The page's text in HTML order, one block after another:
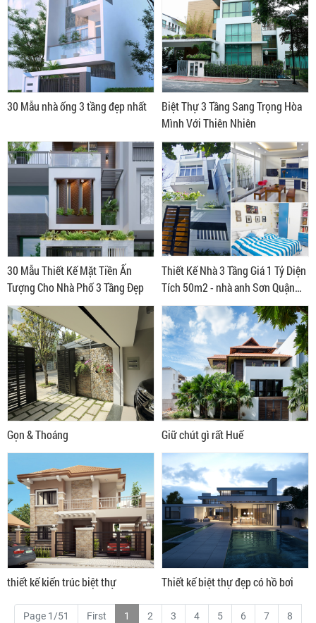
30 Mẫu nhà ống 3 tầng đẹp nhất
Biệt Thự 3 Tầng Sang Trọng Hòa
Mình Với Thiên Nhiên
30 Mẫu Thiết Kế Mặt Tiền Ấn
Tượng Cho Nhà Phố 3 Tầng Đẹp
Thiết Kế Nhà 3 Tầng Giá 1 Tỷ Diện
Tích 50m2 - nhà anh Sơn Quận
Tân Phú
Gọn & Thoáng Giữ chút gì rất Huế
thiết kế kiến trúc biệt thự Thiết kế biệt thự đẹp có hồ bơi
Page 1/51 First 1 2 3 4 5 6 7 8